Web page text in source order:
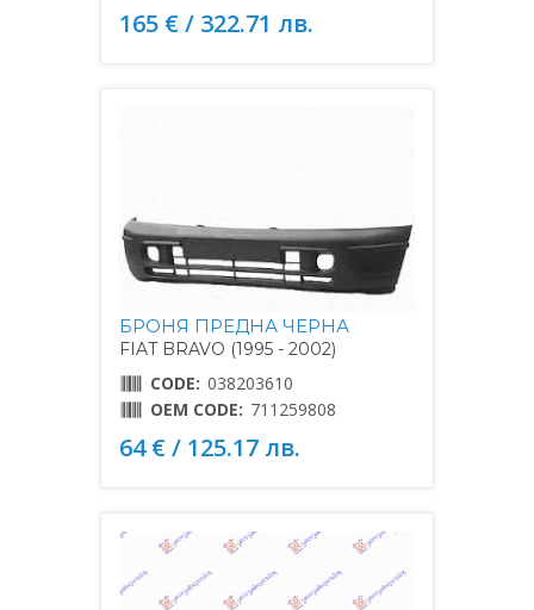
165 € / 322.71 лв.
БРОНЯ ПРЕДНА ЧЕРНА
FIAT BRAVO (1995 - 2002)
CODE: 038203610
OEM CODE: 711259808
64 € / 125.17 лв.